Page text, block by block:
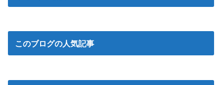
このブログの人気記事